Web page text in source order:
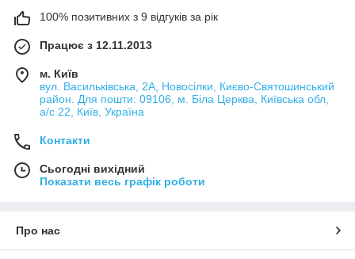
100% позитивних з 9 відгуків за рік
Працює з 12.11.2013
м. Київ
вул. Васильківська, 2А, Новосілки, Києво-Святошинський
район. Для пошти: 09106, м. Біла Церква, Київська обл,
а/с 22, Київ, Україна
Контакти
Сьогодні вихідний
Показати весь графік роботи
Про нас